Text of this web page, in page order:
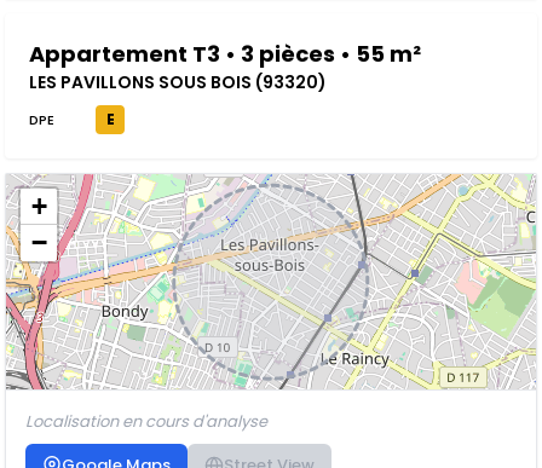
Appartement T3 • 3 pièces • 55 m²
LES PAVILLONS SOUS BOIS (93320)
DPE E
+
−
Localisation en cours d'analyse